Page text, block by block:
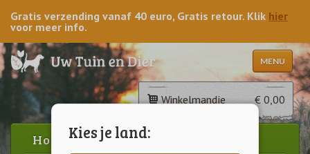
Kies je land:
Gratis verzending vanaf 40 euro, Gratis retour. Klik hier
voor meer info.
MENU
Winkelmandje € 0,00
Home